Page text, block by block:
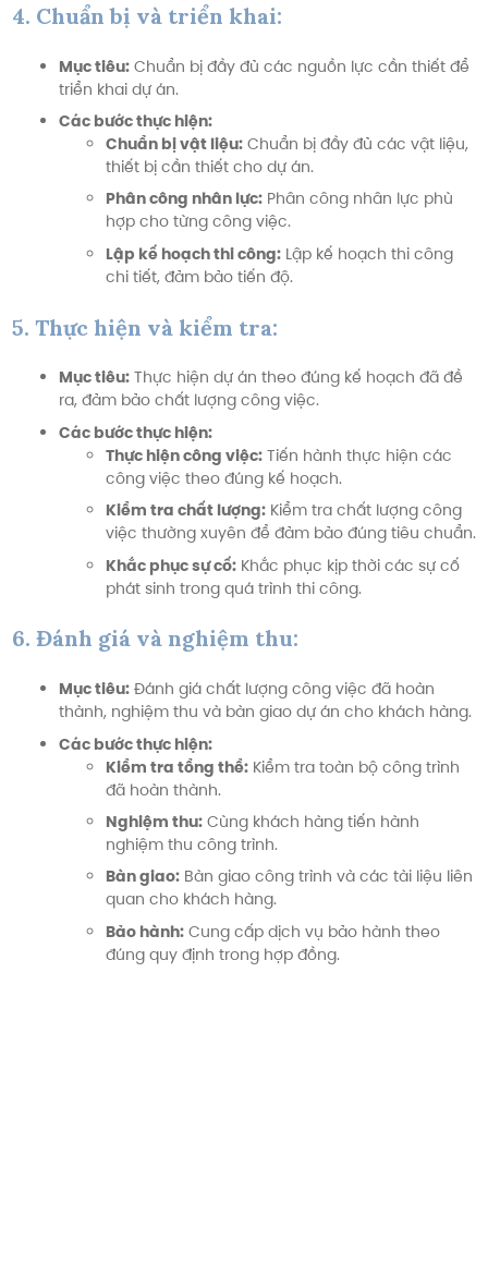
4. Chuẩn bị và triển khai:
Mục tiêu:Chuẩn bị đầy đủ các nguồn lực cần thiết để
triển khai dự án.
Các bước thực hiện:
Chuẩn bị vật liệu:Chuẩn bị đầy đủ các vật liệu,
thiết bị cần thiết cho dự án.
Phân công nhân lực:Phân công nhân lực phù
hợp cho từng công việc.
Lập kế hoạch thi công:Lập kế hoạch thi công
chi tiết, đảm bảo tiến độ.
5. Thực hiện và kiểm tra:
Mục tiêu:Thực hiện dự án theo đúng kế hoạch đã đề
ra, đảm bảo chất lượng công việc.
Các bước thực hiện:
Thực hiện công việc:Tiến hành thực hiện các
công việc theo đúng kế hoạch.
Kiểm tra chất lượng:Kiểm tra chất lượng công
việc thường xuyên để đảm bảo đúng tiêu chuẩn.
Khắc phục sự cố:Khắc phục kịp thời các sự cố
phát sinh trong quá trình thi công.
6. Đánh giá và nghiệm thu:
Mục tiêu:Đánh giá chất lượng công việc đã hoàn
thành, nghiệm thu và bàn giao dự án cho khách hàng.
Các bước thực hiện:
Kiểm tra tổng thể:Kiểm tra toàn bộ công trình
đã hoàn thành.
Nghiệm thu:Cùng khách hàng tiến hành
nghiệm thu công trình.
Bàn giao:Bàn giao công trình và các tài liệu liên
quan cho khách hàng.
Bảo hành:Cung cấp dịch vụ bảo hành theo
đúng quy định trong hợp đồng.